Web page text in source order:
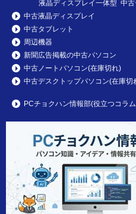
液晶ディスプレイ一体型 中
中古液晶ディスプレイ
中古タブレット
周辺機器
新聞広告掲載の中古パソコン
中古ノートパソコン(在庫切れ)
中古デスクトップパソコン(在庫切
PCチョクハン情報部(役立つコラ